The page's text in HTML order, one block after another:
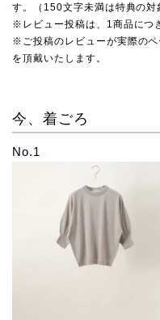
す。（150文字未満は特典の対
※レビュー投稿は、1商品につ
※ご投稿のレビューが実際の
を頂戴いたします。
今、着ごろ
No.1